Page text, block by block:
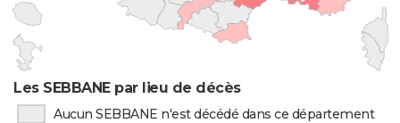
Les SEBBANE par lieu de décès
Aucun SEBBANE n'est décédé dans ce département